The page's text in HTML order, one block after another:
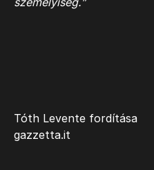
Tóth Levente fordítása
gazzetta.it